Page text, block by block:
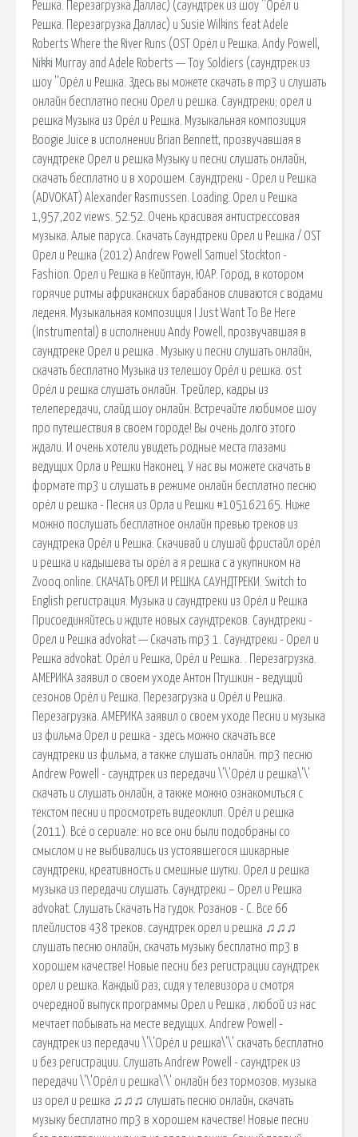
Решка. Перезагрузка Даллас) (саундтрек из шоу ''Орёл и
Решка. Перезагрузка Даллас) и Susie Wilkins feat Adele
Roberts Where the River Runs (OST Орёл и Решка. Andy Powell,
Nikki Murray and Adele Roberts — Toy Soldiers (саундтрек из
шоу ''Орёл и Решка. Здесь вы можете скачать в mp3 и слушать
онлайн бесплатно песни Орел и решка. Саундтреки; орел и
решка Музыка из Орёл и Решка. Музыкальная композиция
Boogie Juice в исполнении Brian Bennett, прозвучавшая в
саундтреке Орел и решка Музыку и песни слушать онлайн,
скачать бесплатно и в хорошем. Саундтреки - Орел и Решка
(ADVOKAT) Alexander Rasmussen. Loading. Орел и Решка
1,957,202 views. 52:52. Очень красивая антистрессовая
музыка. Алые паруса. Скачать Саундтреки Орел и Решка / OST
Орел и Решка (2012) Andrew Powell Samuel Stockton -
Fashion. Орел и Решка в Кейптаун, ЮАР. Город, в котором
горячие ритмы африканских барабанов сливаются с водами
леденя. Музыкальная композиция I Just Want To Be Here
(Instrumental) в исполнении Andy Powell, прозвучавшая в
саундтреке Орел и решка . Музыку и песни слушать онлайн,
скачать бесплатно Музыка из телешоу Орёл и решка. ost
Орёл и решка слушать онлайн. Трейлер, кадры из
телепередачи, слайд шоу онлайн. Встречайте любимое шоу
про путешествия в своем городе! Вы очень долго этого
ждали. И очень хотели увидеть родные места глазами
ведущих Орла и Решки Наконец. У нас вы можете скачать в
формате mp3 и слушать в режиме онлайн бесплатно песню
орёл и решка - Песня из Орла и Решки #105162165. Ниже
можно послушать бесплатное онлайн превью треков из
саундтрека Орёл и Решка. Скачивай и слушай фристайл орёл
и решка и кадышева ты орёл а я решка с а укупником на
Zvooq.online. СКАЧАТЬ ОРЕЛ И РЕШКА САУНДТРЕКИ. Switch to
English регистрация. Музыка и саундтреки из Орёл и Решка
Присоединяйтесь и ждите новых саундтреков. Саундтреки -
Орел и Решка advokat — Скачать mp3 1. Саундтреки - Орел и
Решка advokat. Орёл и Решка, Орёл и Решка. . Перезагрузка.
АМЕРИКА заявил о своем уходе Антон Птушкин - ведущий
сезонов Орёл и Решка. Перезагрузка и Орёл и Решка.
Перезагрузка. АМЕРИКА заявил о своем уходе Песни и музыка
из фильма Орел и решка - здесь можно скачать все
саундтреки из фильма, а также слушать онлайн. mp3 песню
Andrew Powell - саундтрек из передачи \'\'Орёл и решка\'\'
скачать и слушать онлайн, а также можно ознакомиться с
текстом песни и просмотреть видеоклип. Орёл и решка
(2011). Всё о сериале: но все они были подобраны со
смыслом и не выбивались из устоявшегося шикарные
саундтреки, креативность и смешные шутки. Орел и решка
музыка из передачи слушать. Саундтреки – Орел и Решка
advokat. Слушать Скачать На гудок. Розанов - С. Все 66
плейлистов 438 треков. саундтрек орел и решка ♫♫♫
слушать песню онлайн, скачать музыку бесплатно mp3 в
хорошем качестве! Новые песни без регистрации саундтрек
орел и решка. Каждый раз, сидя у телевизора и смотря
очередной выпуск программы Орел и Решка , любой из нас
мечтает побывать на месте ведущих. Andrew Powell -
саундтрек из передачи \'\'Орёл и решка\'\' скачать бесплатно
и без регистрации. Слушать Andrew Powell - саундтрек из
передачи \'\'Орёл и решка\'\' онлайн без тормозов. музыка
из орел и решка ♫♫♫ слушать песню онлайн, скачать
музыку бесплатно mp3 в хорошем качестве! Новые песни